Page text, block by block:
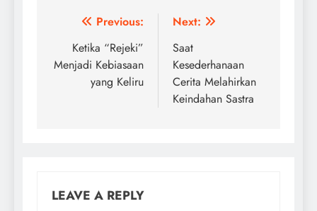
Post
navigation
Previous:
Ketika “Rejeki”
Menjadi Kebiasaan
yang Keliru
Next:
Saat
Kesederhanaan
Cerita Melahirkan
Keindahan Sastra
LEAVE A REPLY